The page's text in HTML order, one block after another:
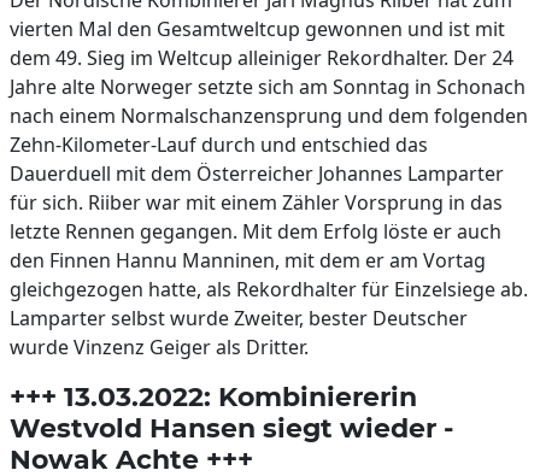
vierten Mal den Gesamtweltcup gewonnen und ist mit
dem 49. Sieg im Weltcup alleiniger Rekordhalter. Der 24
Jahre alte Norweger setzte sich am Sonntag in Schonach
nach einem Normalschanzensprung und dem folgenden
Zehn-Kilometer-Lauf durch und entschied das
Dauerduell mit dem Österreicher Johannes Lamparter
für sich. Riiber war mit einem Zähler Vorsprung in das
letzte Rennen gegangen. Mit dem Erfolg löste er auch
den Finnen Hannu Manninen, mit dem er am Vortag
gleichgezogen hatte, als Rekordhalter für Einzelsiege ab.
Lamparter selbst wurde Zweiter, bester Deutscher
wurde Vinzenz Geiger als Dritter.
+++ 13.03.2022: Kombiniererin
Westvold Hansen siegt wieder -
Nowak Achte +++